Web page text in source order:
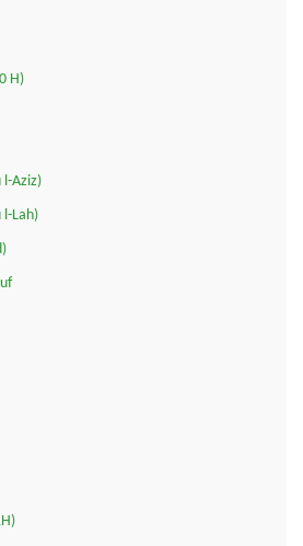
H)
l-Aziz)
l-Lah)